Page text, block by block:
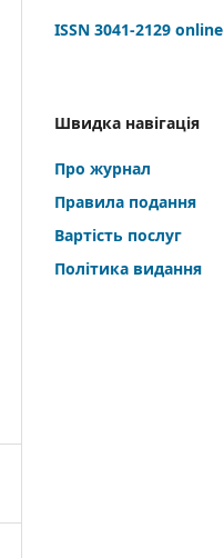
ISSN 3041-2129 online
Швидка навігація
Про журнал
Правила подання
Вартість послуг
Політика видання